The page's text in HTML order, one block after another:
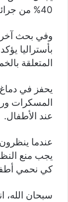
40% من جرائم العنف المرتكبة في أمريكا.
بأستراليا
المتعلقة
يحفز في
المسكرات
عند الأطفال.
عندما
يجب منع
كي نحمي
سبحان الله،